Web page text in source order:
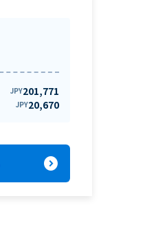
JPY201,771
JPY20,670
expand_circle_right